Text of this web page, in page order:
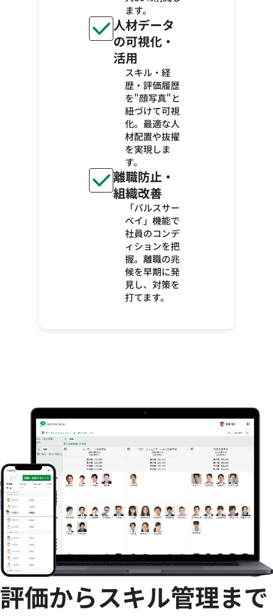
ます。
人材データ
の可視化・
活用
スキル・経
歴・評価履歴
を"顔写真"と
紐づけて可視
化。最適な人
材配置や抜擢
を実現しま
す。
離職防止・
組織改善
「パルスサー
ベイ」機能で
社員のコンデ
ィションを把
握。離職の兆
候を早期に発
見し、対策を
打てます。
評価からスキル管理まで